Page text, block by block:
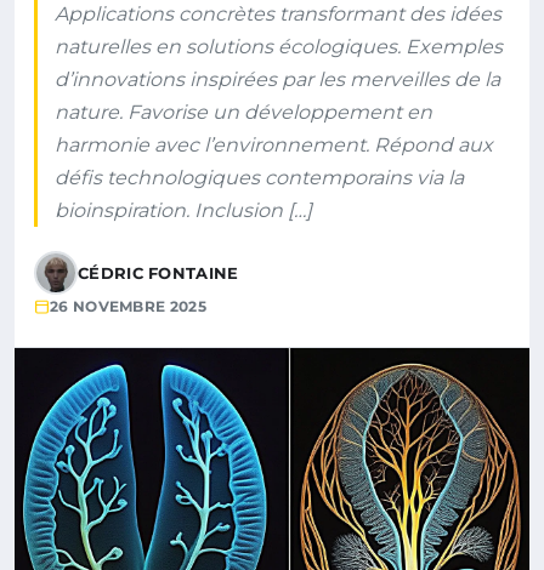
Applications concrètes transformant des idées
naturelles en solutions écologiques. Exemples
d’innovations inspirées par les merveilles de la
nature. Favorise un développement en
harmonie avec l’environnement. Répond aux
défis technologiques contemporains via la
bioinspiration. Inclusion […]
CÉDRIC FONTAINE
26 NOVEMBRE 2025